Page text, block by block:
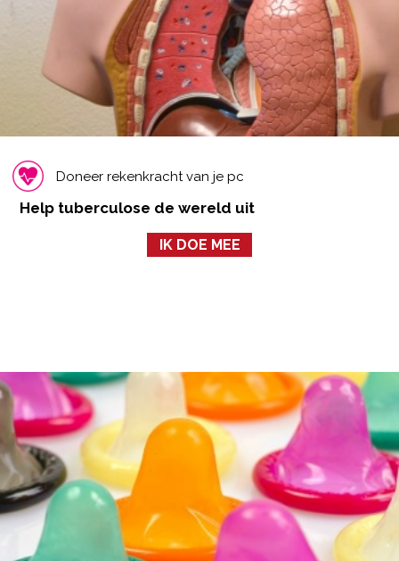
Doneer rekenkracht van je pc
Help tuberculose de wereld uit
IK DOE MEE